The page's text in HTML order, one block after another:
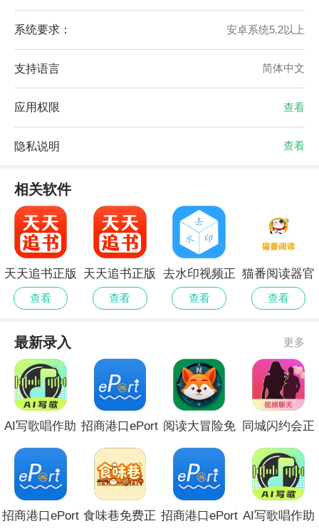
系统要求： 安卓系统5.2以上
支持语言 简体中文
应用权限 查看
隐私说明 查看
相关软件
天天追书正版
免费版安卓
查看
天天追书正版
官网正版
查看
去水印视频正
式版
查看
猫番阅读器官
网最新版
查看
最新录入 更多
AI写歌唱作助 招商港口ePort 阅读大冒险免 同城闪约会正
招商港口ePort 食味巷免费正 招商港口ePort AI写歌唱作助